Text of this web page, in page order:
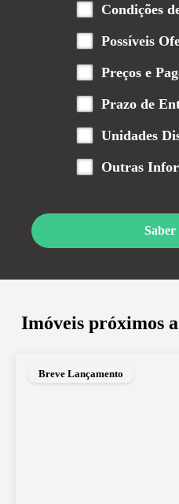
Condições
Possíveis
Preços e
Prazo de
Unidades
Outras
Saber
Imóveis próximos
Breve Lançamento